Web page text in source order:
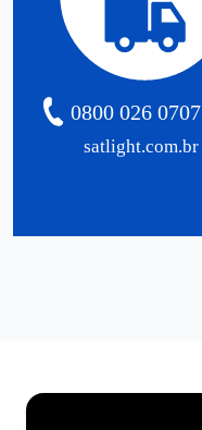
satlight.com.br
0800 026 0707